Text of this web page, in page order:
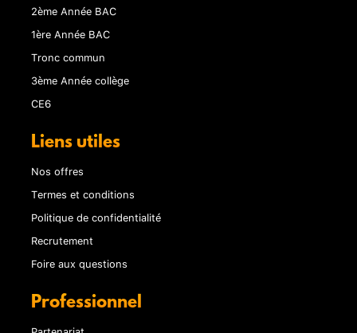
2ème Année BAC
1ère Année BAC
Tronc commun
3ème Année collège
CE6
Liens utiles
Nos offres
Termes et conditions
Politique de confidentialité
Recrutement
Foire aux questions
Professionnel